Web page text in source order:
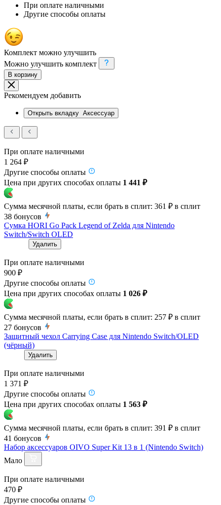
При оплате наличными
Другие способы оплаты
Комплект можно улучшить
Можно улучшить комплект
В корзину
Рекомендуем добавить
Открыть вкладку Аксессуар
При оплате наличными
1 264 ₽
Другие способы оплаты
Цена при других способах оплаты 1 441 ₽
Сумма месячной платы, если брать в сплит: 361 ₽ в сплит
38 бонусов
Сумка HORI Go Pack Legend of Zelda для Nintendo
Switch/Switch OLED
Удалить
При оплате наличными
900 ₽
Другие способы оплаты
Цена при других способах оплаты 1 026 ₽
Сумма месячной платы, если брать в сплит: 257 ₽ в сплит
27 бонусов
Защитный чехол Carrying Case для Nintendo Switch/OLED
(чёрный)
Удалить
При оплате наличными
1 371 ₽
Другие способы оплаты
Цена при других способах оплаты 1 563 ₽
Сумма месячной платы, если брать в сплит: 391 ₽ в сплит
41 бонусов
Набор аксессуаров OIVO Super Kit 13 в 1 (Nintendo Switch)
Мало
При оплате наличными
470 ₽
Другие способы оплаты